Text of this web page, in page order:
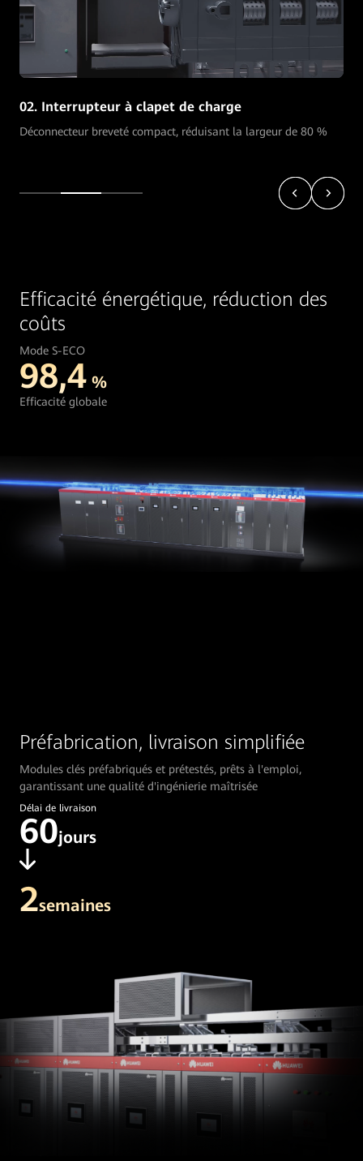
02. Interrupteur à clapet de charge
Déconnecteur breveté compact, réduisant la largeur de 80 %
Efficacité énergétique, réduction des
coûts
Mode S-ECO
98,4 %
Efficacité globale
Préfabrication, livraison simplifiée
Modules clés préfabriqués et prétestés, prêts à l'emploi,
garantissant une qualité d'ingénierie maîtrisée
Délai de livraison
60jours
2semaines